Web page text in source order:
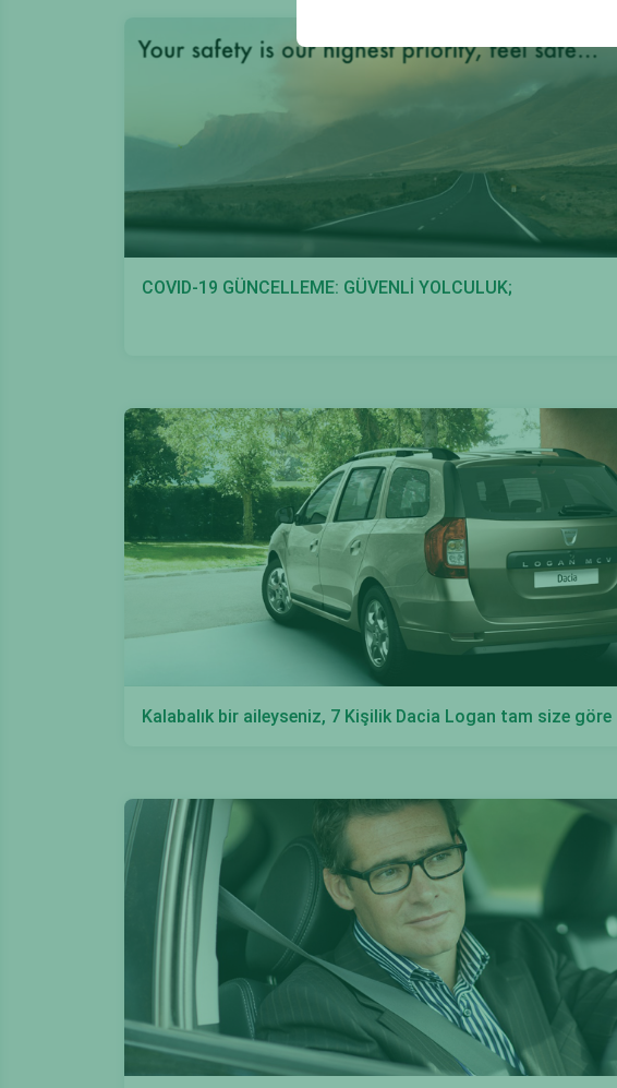
COVID-19 GÜNCELLEME: GÜVENLİ YOLCULUK;
Kalabalık bir aileyseniz, 7 Kişilik Dacia Logan tam size göre